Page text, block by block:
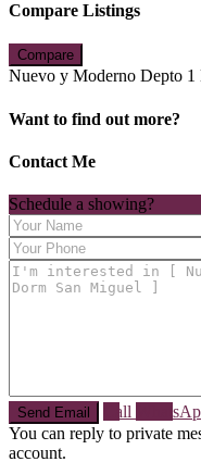
Compare Listings
Compare
Nuevo y Moderno Depto
Want to find out more?
Contact Me
Schedule a showing?
Call
You can reply to private
account.